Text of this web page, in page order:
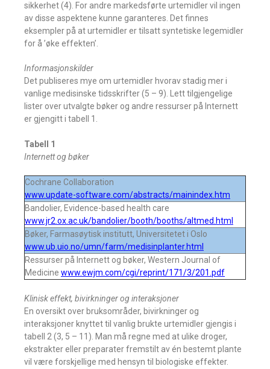
sikkerhet (4). For andre markedsførte urtemidler vil ingen
av disse aspektene kunne garanteres. Det finnes
eksempler på at urtemidler er tilsatt syntetiske legemidler
for å ’øke effekten’.
Informasjonskilder
Det publiseres mye om urtemidler hvorav stadig mer i
vanlige medisinske tidsskrifter (5 – 9). Lett tilgjengelige
lister over utvalgte bøker og andre ressurser på Internett
er gjengitt i tabell 1.
Tabell 1
Internett og bøker
Cochrane Collaboration
www.update-software.com/abstracts/mainindex.htm
Bandolier, Evidence-based health care
www.jr2.ox.ac.uk/bandolier/booth/booths/altmed.html
Bøker, Farmasøytisk institutt, Universitetet i Oslo
www.ub.uio.no/umn/farm/medisinplanter.html
Ressurser på Internett og bøker, Western Journal of
Medicine www.ewjm.com/cgi/reprint/171/3/201.pdf
Klinisk effekt, bivirkninger og interaksjoner
En oversikt over bruksområder, bivirkninger og
interaksjoner knyttet til vanlig brukte urtemidler gjengis i
tabell 2 (3, 5 – 11). Man må regne med at ulike droger,
ekstrakter eller preparater fremstilt av én bestemt plante
vil være forskjellige med hensyn til biologiske effekter.